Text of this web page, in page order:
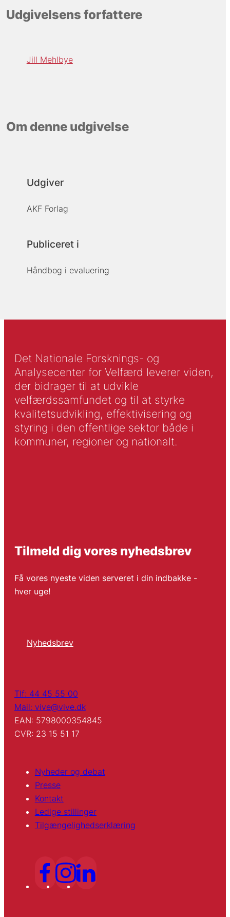
Udgivelsens forfattere
Jill Mehlbye
Om denne udgivelse
Udgiver
AKF Forlag
Publiceret i
Håndbog i evaluering
Det Nationale Forsknings- og
Analysecenter for Velfærd leverer viden,
der bidrager til at udvikle
velfærdssamfundet og til at styrke
kvalitetsudvikling, effektivisering og
styring i den offentlige sektor både i
kommuner, regioner og nationalt.
Tilmeld dig vores nyhedsbrev
Få vores nyeste viden serveret i din indbakke -
hver uge!
Nyhedsbrev
Tlf: 44 45 55 00
Mail: vive@vive.dk
EAN: 5798000354845
CVR: 23 15 51 17
Nyheder og debat
Presse
Kontakt
Ledige stillinger
Tilgængelighedserklæring